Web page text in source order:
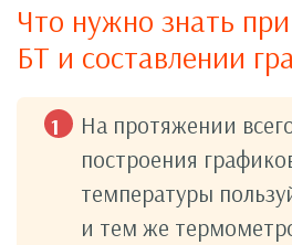
Что нужно знать
БТ и составлении
На протяжении
построения
температуры
и тем же